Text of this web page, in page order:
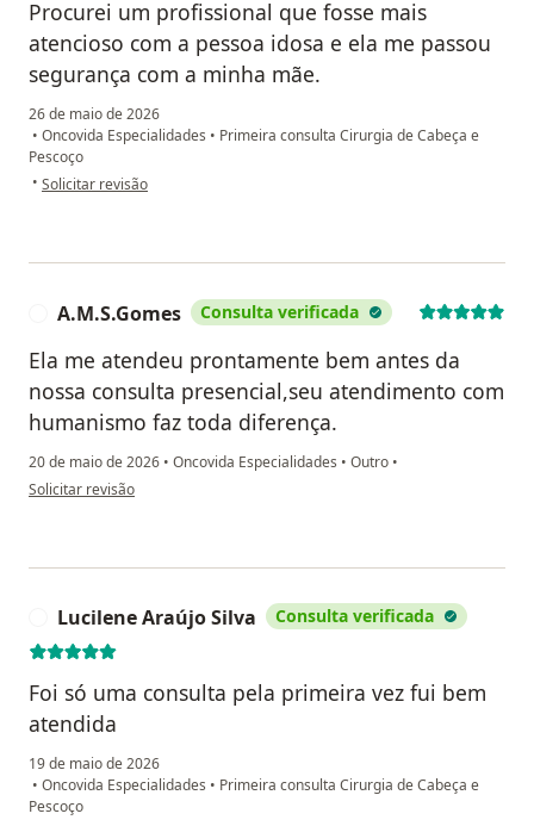
Procurei um profissional que fosse mais
atencioso com a pessoa idosa e ela me passou
segurança com a minha mãe.
26 de maio de 2026
• Oncovida Especialidades • Primeira consulta Cirurgia de Cabeça e
Pescoço
• na opinião do utilizador Rita de Cássia
Solicitar revisão
A.M.S.Gomes Consulta verificada
Ela me atendeu prontamente bem antes da
nossa consulta presencial,seu atendimento com
humanismo faz toda diferença.
20 de maio de 2026 • Oncovida Especialidades • Outro •
na opinião do utilizador A.M.S.Gomes
Solicitar revisão
Lucilene Araújo Silva Consulta verificada
Foi só uma consulta pela primeira vez fui bem
atendida
19 de maio de 2026
• Oncovida Especialidades • Primeira consulta Cirurgia de Cabeça e
Pescoço